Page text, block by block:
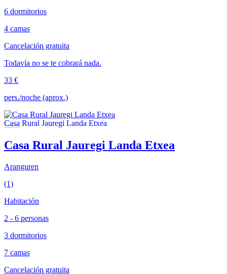
6 dormitorios
4 camas
Cancelación gratuita
Todavía no se te cobrará nada.
33 €
pers./noche (aprox.)
Casa Rural Jauregi Landa Etxea
Aranguren
(1)
Habitación
2 - 6 personas
3 dormitorios
7 camas
Cancelación gratuita